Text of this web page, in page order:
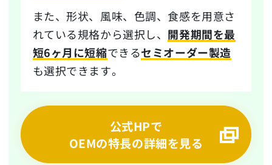
また、形状、風味、色調、食感を用意さ
れている規格から選択し、 開発期間を最
短6ヶ月に短縮できるセミオーダー製造
も選択できます。
公式HPで
OEMの特長の詳細を見る